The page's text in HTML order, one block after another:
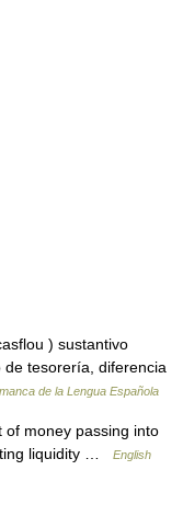
) sustantivo
tesorería, diferencia
de la Lengua Española
money passing into
liquidity …
English